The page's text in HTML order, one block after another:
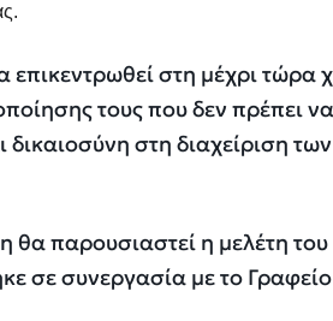
επικεντρωθεί στη μέχρι τώρα
τους που δεν πρέπει
δικαιοσύνη στη διαχείριση
θα παρουσιαστεί η μελέτη
σε συνεργασία με το